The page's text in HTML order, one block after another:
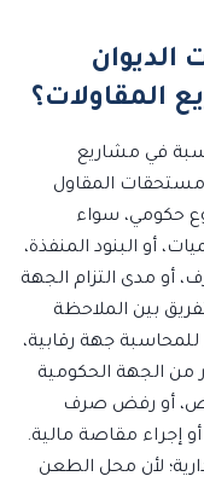
الديوان
المقاولات؟
في مشاريع
مستحقات المقاول
حكومي، سواء
أو البنود المنفذة،
أو مدى التزام الجهة
بين الملاحظة
للمحاسبة جهة رقابية،
من الجهة الحكومية
أو رفض صرف
إجراء مقاصة مالية.
لأن محل الطعن